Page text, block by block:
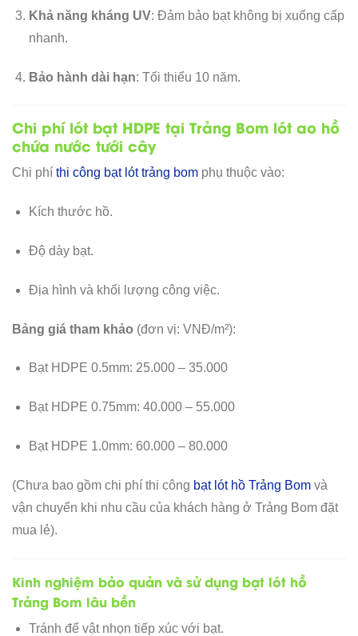
Khả năng kháng UV: Đảm bảo bạt không bị xuống cấp
nhanh.
Bảo hành dài hạn: Tối thiểu 10 năm.
Chi phí lót bạt HDPE tại Trảng Bom lót ao hồ
chứa nước tưới cây
Chi phí thi công bạt lót trảng bom phụ thuộc vào:
Kích thước hồ.
Độ dày bạt.
Địa hình và khối lượng công việc.
Bảng giá tham khảo (đơn vị: VNĐ/m²):
Bạt HDPE 0.5mm: 25.000 – 35.000
Bạt HDPE 0.75mm: 40.000 – 55.000
Bạt HDPE 1.0mm: 60.000 – 80.000
(Chưa bao gồm chi phí thi công bạt lót hồ Trảng Bom và
vận chuyển khi nhu cầu của khách hàng ở Trảng Bom đặt
mua lẻ).
Kinh nghiệm bảo quản và sử dụng bạt lót hồ
Trảng Bom lâu bền
Tránh để vật nhọn tiếp xúc với bạt.